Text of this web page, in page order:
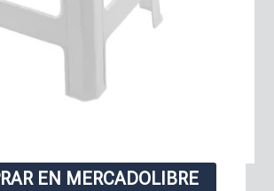
EN MERCADOLIBRE